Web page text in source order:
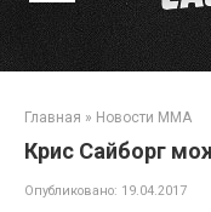
Главная » Новости ММА
Крис Сайборг
Опубликовано: 19.04.2017